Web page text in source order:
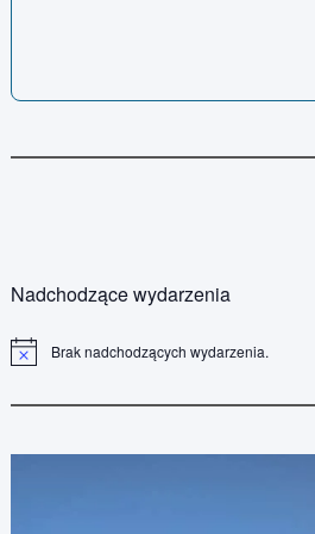
Nadchodzące wydarzenia
P
d
Brak nadchodzących wydarzenia.